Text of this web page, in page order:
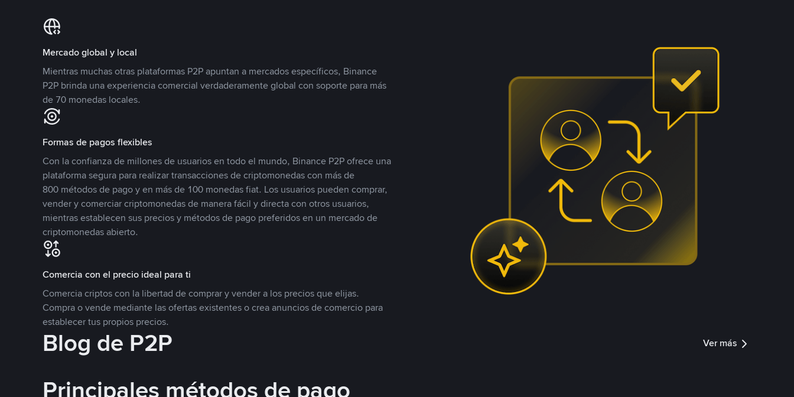
Mercado global y local
Mientras muchas otras plataformas P2P apuntan a mercados específicos, Binance
P2P brinda una experiencia comercial verdaderamente global con soporte para más
de 70 monedas locales.
Formas de pagos flexibles
Con la confianza de millones de usuarios en todo el mundo, Binance P2P ofrece una
plataforma segura para realizar transacciones de criptomonedas con más de
800 métodos de pago y en más de 100 monedas fiat. Los usuarios pueden comprar,
vender y comerciar criptomonedas de manera fácil y directa con otros usuarios,
mientras establecen sus precios y métodos de pago preferidos en un mercado de
criptomonedas abierto.
Comercia con el precio ideal para ti
Comercia criptos con la libertad de comprar y vender a los precios que elijas.
Compra o vende mediante las ofertas existentes o crea anuncios de comercio para
establecer tus propios precios.
Blog de P2P Ver más
Principales métodos de pago